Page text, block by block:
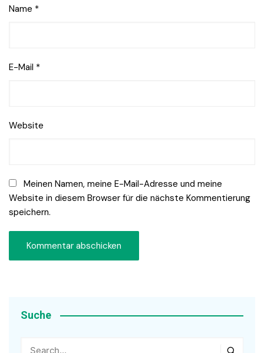
Name *
E-Mail *
Website
Meinen Namen, meine E-Mail-Adresse und meine
Website in diesem Browser für die nächste Kommentierung
speichern.
Suche